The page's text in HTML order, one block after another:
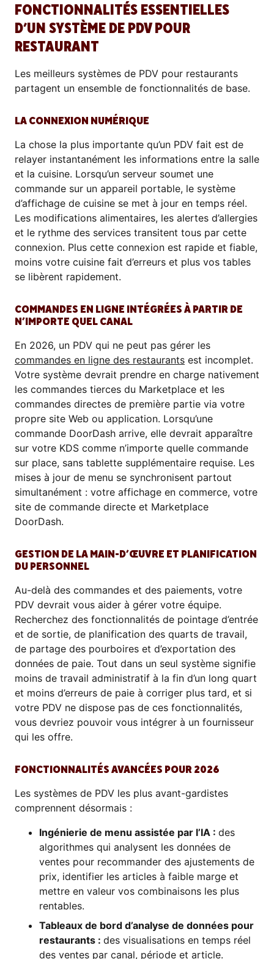
FONCTIONNALITÉS ESSENTIELLES
D’UN SYSTÈME DE PDV POUR
RESTAURANT
Les meilleurs systèmes de PDV pour restaurants
partagent un ensemble de fonctionnalités de base.
LA CONNEXION NUMÉRIQUE
La chose la plus importante qu’un PDV fait est de
relayer instantanément les informations entre la salle
et la cuisine. Lorsqu’un serveur soumet une
commande sur un appareil portable, le système
d’affichage de cuisine se met à jour en temps réel.
Les modifications alimentaires, les alertes d’allergies
et le rythme des services transitent tous par cette
connexion. Plus cette connexion est rapide et fiable,
moins votre cuisine fait d’erreurs et plus vos tables
se libèrent rapidement.
COMMANDES EN LIGNE INTÉGRÉES À PARTIR DE
N’IMPORTE QUEL CANAL
En 2026, un PDV qui ne peut pas gérer les
commandes en ligne des restaurants est incomplet.
Votre système devrait prendre en charge nativement
les commandes tierces du Marketplace et les
commandes directes de première partie via votre
propre site Web ou application. Lorsqu’une
commande DoorDash arrive, elle devrait apparaître
sur votre KDS comme n’importe quelle commande
sur place, sans tablette supplémentaire requise. Les
mises à jour de menu se synchronisent partout
simultanément : votre affichage en commerce, votre
site de commande directe et Marketplace
DoorDash.
GESTION DE LA MAIN-D’ŒUVRE ET PLANIFICATION
DU PERSONNEL
Au-delà des commandes et des paiements, votre
PDV devrait vous aider à gérer votre équipe.
Recherchez des fonctionnalités de pointage d’entrée
et de sortie, de planification des quarts de travail,
de partage des pourboires et d’exportation des
données de paie. Tout dans un seul système signifie
moins de travail administratif à la fin d’un long quart
et moins d’erreurs de paie à corriger plus tard, et si
votre PDV ne dispose pas de ces fonctionnalités,
vous devriez pouvoir vous intégrer à un fournisseur
qui les offre.
FONCTIONNALITÉS AVANCÉES POUR 2026
Les systèmes de PDV les plus avant-gardistes
comprennent désormais :
Ingénierie de menu assistée par l’IA : des
algorithmes qui analysent les données de
ventes pour recommander des ajustements de
prix, identifier les articles à faible marge et
mettre en valeur vos combinaisons les plus
rentables.
Tableaux de bord d’analyse de données pour
restaurants : des visualisations en temps réel
des ventes par canal, période et article.